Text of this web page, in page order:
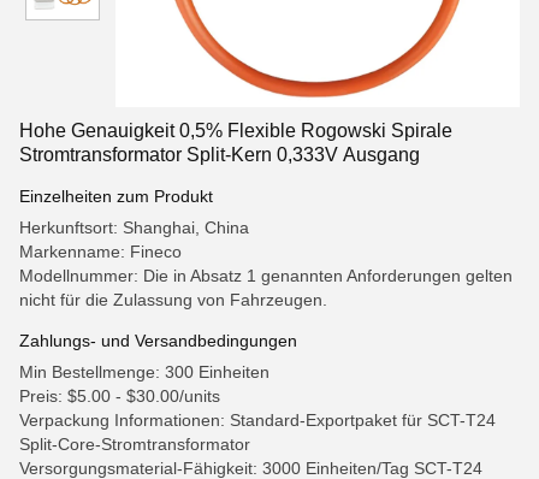
Hohe Genauigkeit 0,5% Flexible Rogowski Spirale
Stromtransformator Split-Kern 0,333V Ausgang
Einzelheiten zum Produkt
Herkunftsort: Shanghai, China
Markenname: Fineco
Modellnummer: Die in Absatz 1 genannten Anforderungen gelten
nicht für die Zulassung von Fahrzeugen.
Zahlungs- und Versandbedingungen
Min Bestellmenge: 300 Einheiten
Preis: $5.00 - $30.00/units
Verpackung Informationen: Standard-Exportpaket für SCT-T24
Split-Core-Stromtransformator
Versorgungsmaterial-Fähigkeit: 3000 Einheiten/Tag SCT-T24